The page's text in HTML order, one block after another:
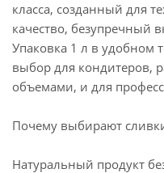
класса, созданный для
качество, безупречный
Упаковка 1 л в удобном
выбор для кондитеров,
объемами, и для
Почему выбирают
Натуральный продукт